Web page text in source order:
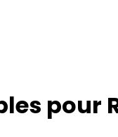
pour